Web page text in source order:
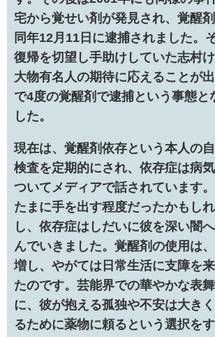
宅から覚せい剤が発見され、覚醒
同年12月11日に逮捕されました。
復帰を切望し手助けしていた志村
大物有名人の期待に応えることが
で4度の覚醒剤で逮捕という事態と
した。
現在は、覚醒剤依存という本人の
検査を定期的にされ、依存症は病
ついてメディアで話されています
たまに手を出す程度だったかもし
し、依存症はしだいに彼を深い闇
んでいきました。覚醒剤の使用は
増し、やがては日常生活に支障を
たのです。芸能界での華やかな表
に、彼が抱える孤独や不安は大き
るために薬物に頼るという選択を